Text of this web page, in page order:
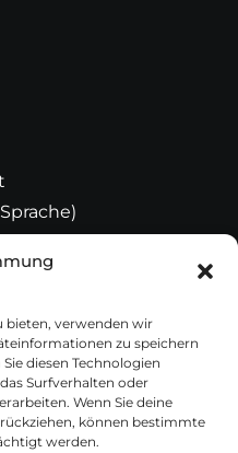
bieten, verwenden wir
zu speichern
diesen Technologien
Surfverhalten oder
Wenn Sie deine
können bestimmte
werden.